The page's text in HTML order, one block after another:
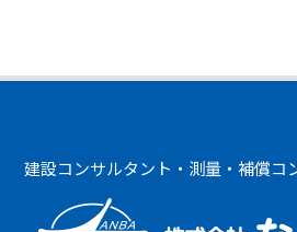
建設コンサルタント・測量・補償コ